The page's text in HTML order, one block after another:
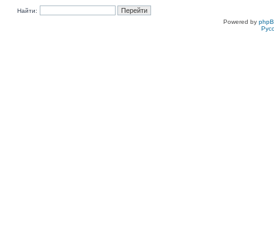
Найти:
Powered by